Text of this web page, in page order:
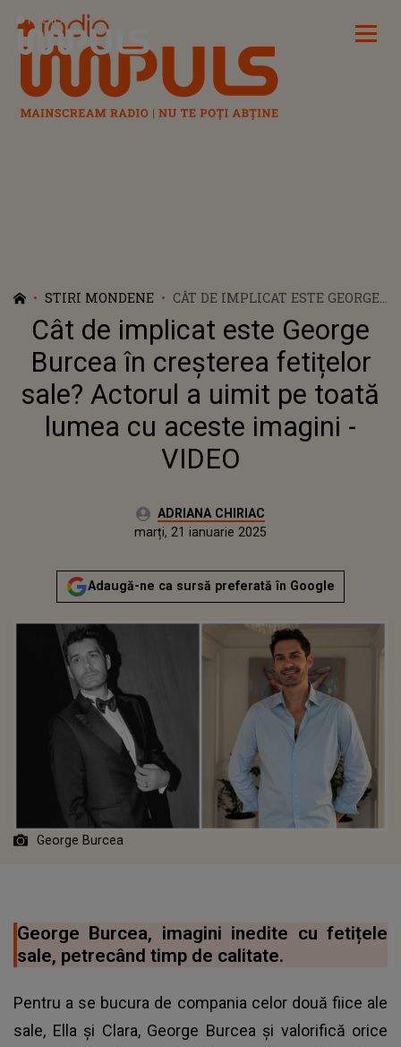
Radio Impuls
STIRI MONDENE
CÂT DE IMPLICAT ESTE GEORGE
BURCEA ÎN CREȘTEREA
FETIȚELOR SALE? ACTORUL A
UIMIT PE TOATĂ LUMEA CU
ACESTE IMAGINI - VIDEO
Cât de implicat este George
Burcea în creșterea fetițelor
sale? Actorul a uimit pe toată
lumea cu aceste imagini -
VIDEO
Autor:ADRIANA CHIRIAC
marți, 21 ianuarie 2025Actualizat:
marți, 21 ianuarie 2025
Adaugă-ne ca sursă preferată în Google
George Burcea
George Burcea, imagini inedite cu fetițele
sale, petrecând timp de calitate.
Pentru a se bucura de compania celor două fiice ale
sale, Ella și Clara, George Burcea și valorifică orice